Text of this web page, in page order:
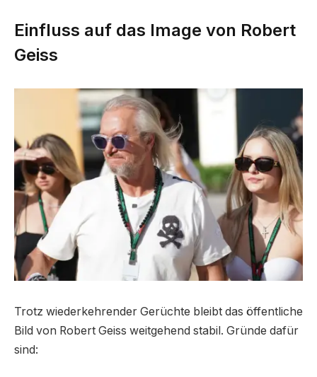
Einfluss auf das Image von Robert
Geiss
Trotz wiederkehrender Gerüchte bleibt das öffentliche
Bild von Robert Geiss weitgehend stabil. Gründe dafür
sind: